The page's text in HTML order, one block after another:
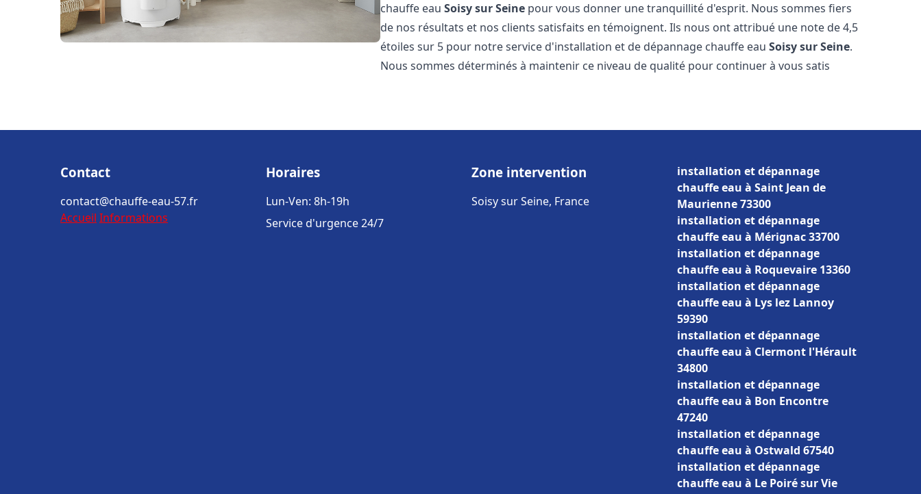
chauffe eauSoisy sur Seine pour vous donner une tranquillité d'esprit. Nous sommes fiers
de nos résultats et nos clients satisfaits en témoignent. Ils nous ont attribué une note de 4,5
étoiles sur 5 pour notre service d'installation et de dépannage chauffe eauSoisy sur Seine.
Nous sommes déterminés à maintenir ce niveau de qualité pour continuer à vous satis
Contact
contact@chauffe-eau-57.fr
Accueil Informations
Horaires
Lun-Ven: 8h-19h
Service d'urgence 24/7
Zone intervention
Soisy sur Seine, France
installation et dépannage
chauffe eau à Saint Jean de
Maurienne 73300
installation et dépannage
chauffe eau à Mérignac 33700
installation et dépannage
chauffe eau à Roquevaire 13360
installation et dépannage
chauffe eau à Lys lez Lannoy
59390
installation et dépannage
chauffe eau à Clermont l'Hérault
34800
installation et dépannage
chauffe eau à Bon Encontre
47240
installation et dépannage
chauffe eau à Ostwald 67540
installation et dépannage
chauffe eau à Le Poiré sur Vie